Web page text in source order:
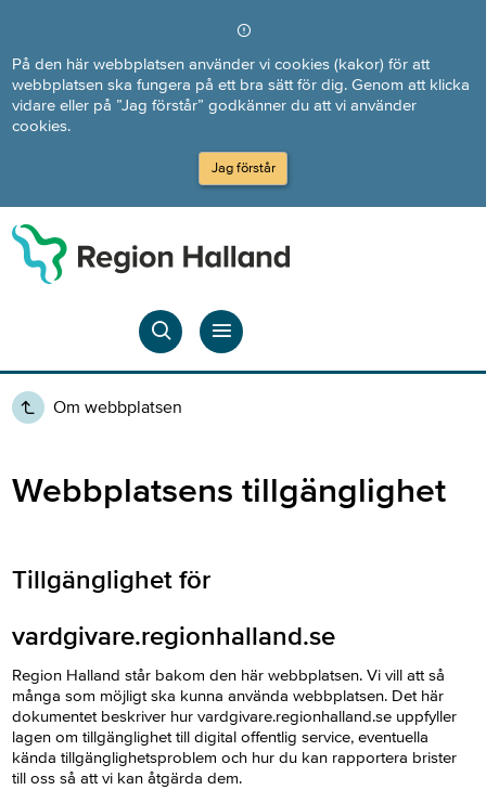
På den här webbplatsen använder vi cookies (kakor) för att
webbplatsen ska fungera på ett bra sätt för dig. Genom att klicka
vidare eller på ”Jag förstår” godkänner du att vi använder
cookies.
Jag förstår
Om webbplatsen
Webbplatsens tillgänglighet
Tillgänglighet för
vardgivare.regionhalland.se
Region Halland står bakom den här webbplatsen. Vi vill att så
många som möjligt ska kunna använda webbplatsen. Det här
dokumentet beskriver hur vardgivare.regionhalland.se uppfyller
lagen om tillgänglighet till digital offentlig service, eventuella
kända tillgänglighetsproblem och hur du kan rapportera brister
till oss så att vi kan åtgärda dem.